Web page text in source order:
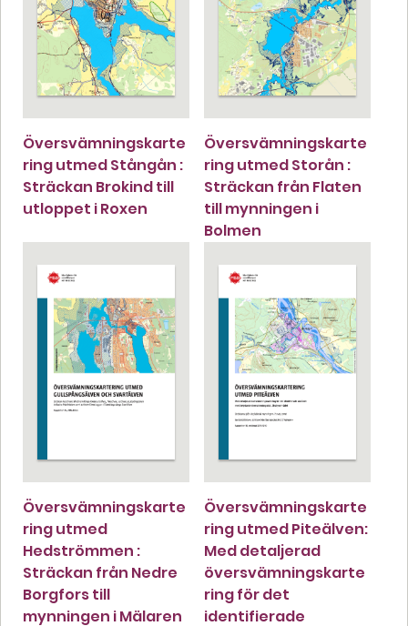
Översvämningskarte
ring utmed Stångån :
Sträckan Brokind till
utloppet i Roxen
Översvämningskarte
ring utmed Storån :
Sträckan från Flaten
till mynningen i
Bolmen
Översvämningskarte
ring utmed
Hedströmmen :
Sträckan från Nedre
Borgfors till
mynningen i Mälaren
Översvämningskarte
ring utmed Piteälven:
Med detaljerad
översvämningskarte
ring för det
identifierade